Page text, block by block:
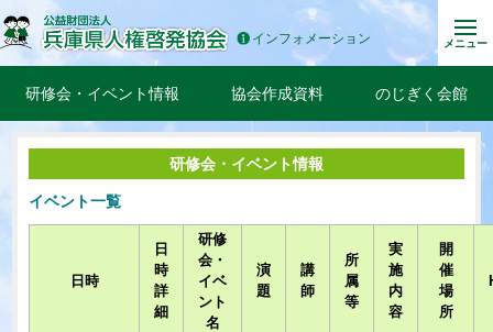
インフォメーション メニュー
研修会・イベント情報 協会作成資料 のじぎく会館
研修会・イベント情報
イベント一覧
日時
日
時
詳
細
研修
会・
イベ
ント
名
演
題
講
師
所
属
等
実
施
内
容
開
催
場
所